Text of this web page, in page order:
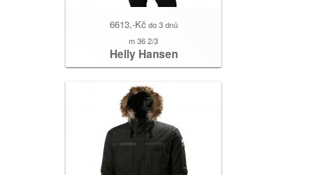
6613,-Kč do 3 dnů
m 36 2/3
Helly Hansen